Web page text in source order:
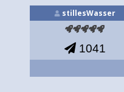
stillesWasser
1041